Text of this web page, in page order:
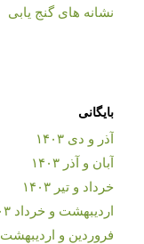
نشانه های گنج یابی
بایگانی
آذر و دی ۱۴۰۳
آبان و آذر ۱۴۰۳
خرداد و تیر ۱۴۰۳
اردیبهشت و خرداد ۱۴۰۳
فروردین و اردیبهشت ۱۴۰۳